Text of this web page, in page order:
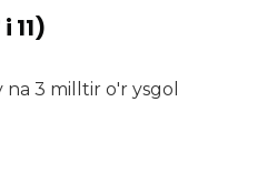
11)
3 milltir o'r ysgol